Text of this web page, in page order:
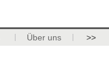
Über uns >>